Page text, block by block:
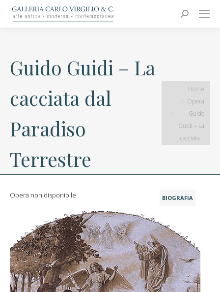
Search:
Carlo Virgilio & C.
Arte moderna e contemporanea
Guido Guidi – La
cacciata dal
Paradiso
Terrestre
You are here:
Home
Opera
Guido
Guidi – La
cacciata…
BIOGRAFIA
Opera non disponibile